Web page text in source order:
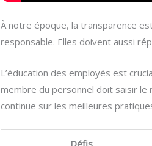
À notre époque, la transparence
responsable. Elles doivent aussi
L’éducation des employés est
membre du personnel doit saisir le
continue sur les meilleures
Défis